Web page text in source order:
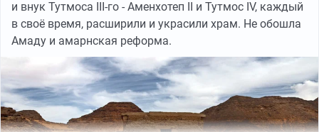
и внук Тутмоса III-го - Аменхотеп II и Тутмос IV, каждый
в своё время, расширили и украсили храм. Не обошла
Амаду и амарнская реформа.